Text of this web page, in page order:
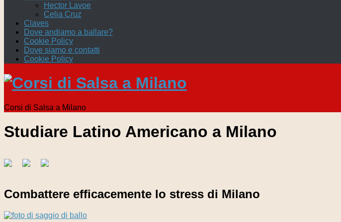
Hector Lavoe
Celia Cruz
Claves
Dove andiamo a ballare?
Cookie Policy
Dove siamo e contatti
Cookie Policy
Corsi di Salsa a Milano
Studiare Latino Americano a Milano
Combattere efficacemente lo stress di Milano